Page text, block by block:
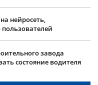
нейросеть,
завода
состояние водителя